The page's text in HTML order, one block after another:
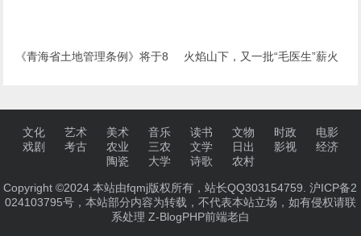
《青海省土地管理条例》将于8
火焰山下，又一批“毛医生”薪火
文化 艺术 美术 音乐 读书 文物 时政
电影
戏剧
考古 农业 三农 文学 日出 影视
经济
陶瓷
大学 诗歌 农村
Copyright ©2024 本站由fqmj版权所有，站长QQ303154759.沪ICP备2
024103795号，本站部分内容为转载，不代表本站立场，如有侵权请联
系处理 Z-BlogPHP前端老白